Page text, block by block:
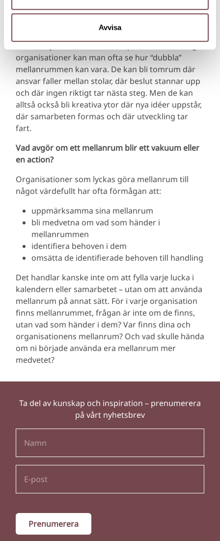
Avvisa
informella processer. Det är här en del av dagens
utmaningar uppstår – och löses.
När man jobbar med ledarskap och handledning i
organisationer kan man ofta se hur “dubbla”
mellanrummen kan vara. De kan bli tomrum där
ansvar faller mellan stolar, där beslut stannar upp
och där ingen riktigt tar nästa steg. Men de kan
alltså också bli kreativa ytor där nya idéer uppstår,
där samarbeten formas och där utveckling tar
fart.
Vad avgör om ett mellanrum blir ett vakuum eller
en action?
Organisationer som lyckas göra mellanrum till
något värdefullt har ofta förmågan att:
uppmärksamma sina mellanrum
bli medvetna om vad som händer i
mellanrummen
identifiera behoven i dem
omsätta de identifierade behoven till handling
Det handlar kanske inte om att fylla varje lucka i
kalendern eller samarbetet – utan om att använda
mellanrum på annat sätt. För i varje organisation
finns mellanrummet, frågan är inte om de finns,
utan vad som händer i dem? Var finns dina och
organisationens mellanrum? Och vad skulle hända
om ni började använda era mellanrum mer
medvetet?
Ta del av kunskap och inspiration – prenumerera
på vårt nyhetsbrev